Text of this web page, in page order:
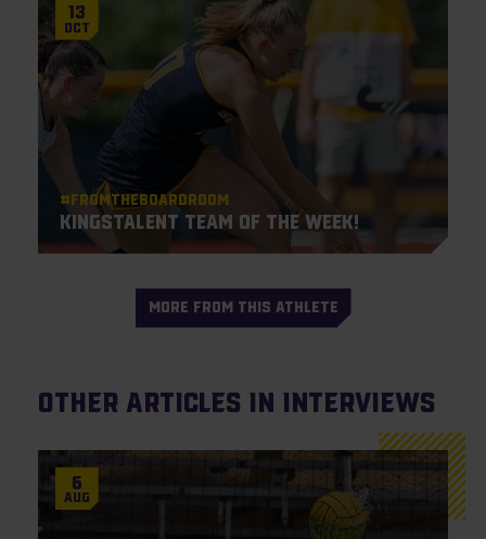
13
Oct
#Fromtheboardroom
KingsTalent Team of the Week!
MORE FROM THIS ATHLETE
Other articles in Interviews
6
Aug